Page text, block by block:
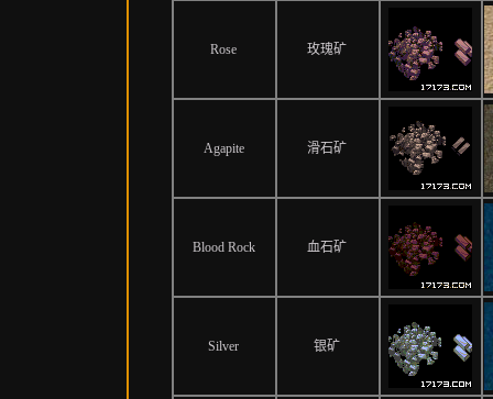
Rose 玫瑰矿
Agapite 滑石矿
Blood Rock 血石矿
Silver 银矿